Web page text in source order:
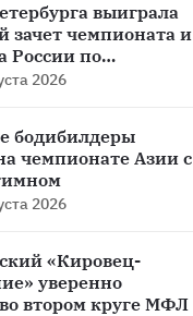
выиграла
зачет чемпионата и
России по
бегу
2026
бодибилдеры
чемпионате Азии с
2026
«Кировец-
уверенно
втором круге МФЛ